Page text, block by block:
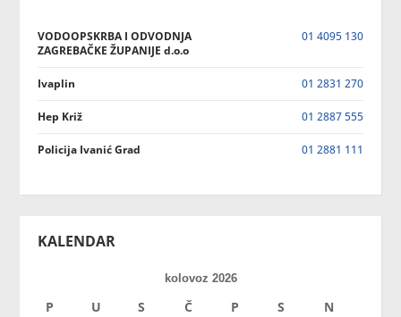
VODOOPSKRBA I ODVODNJA
ZAGREBAČKE ŽUPANIJE d.o.o
01 4095 130
Ivaplin 01 2831 270
Hep Križ 01 2887 555
Policija Ivanić Grad 01 2881 111
KALENDAR
kolovoz 2026
P U S Č P S N